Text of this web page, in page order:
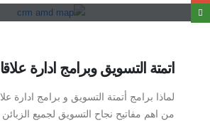
اتمتة التسويق وبرامج ادارة
لماذا برامج أتمتة التسويق و برامج ادارة
من اهم مفاتيح نجاح التسويق لجميع الزبائن